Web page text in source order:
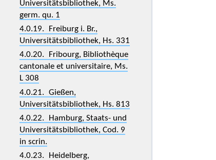
Universitätsbibliothek, Ms.
germ. qu. 1
4.0.19. Freiburg i. Br.,
Universitätsbibliothek, Hs. 331
4.0.20. Fribourg, Bibliothèque
cantonale et universitaire, Ms.
L 308
4.0.21. Gießen,
Universitätsbibliothek, Hs. 813
4.0.22. Hamburg, Staats- und
Universitätsbibliothek, Cod. 9
in scrin.
4.0.23. Heidelberg,